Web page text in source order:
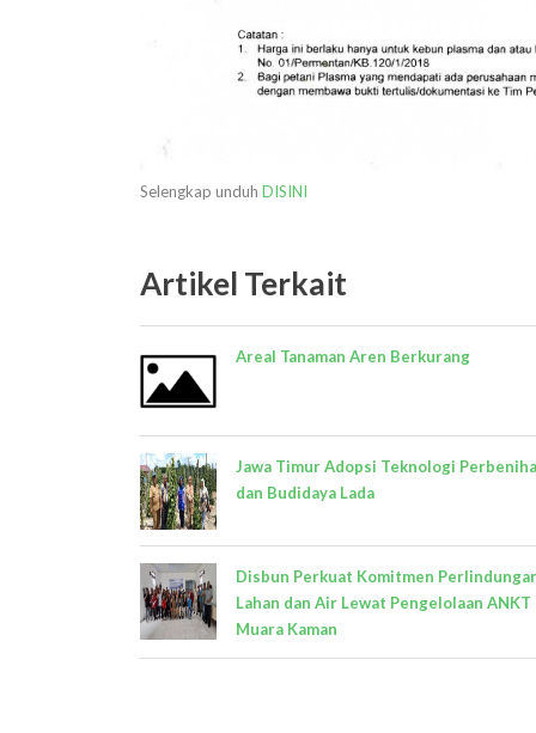
Selengkap unduh DISINI
Artikel Terkait
Areal Tanaman Aren Berkurang
Jawa Timur Adopsi Teknologi
dan Budidaya Lada
Disbun Perkuat Komitmen
Lahan dan Air Lewat Pengelolaan ANKT
Muara Kaman